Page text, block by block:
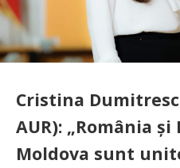
Cristina
AUR): „România
Moldova sunt